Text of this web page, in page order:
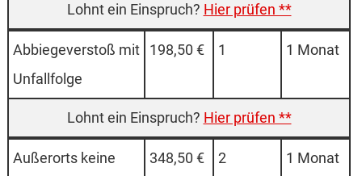
Hier prüfen **
Ab­bie­ge­ver­stoß mit
Un­fall­fol­ge
198,50 € 1 1 Monat
Hier prüfen **
Außer­orts kei­ne
348,50 € 2 1 Monat